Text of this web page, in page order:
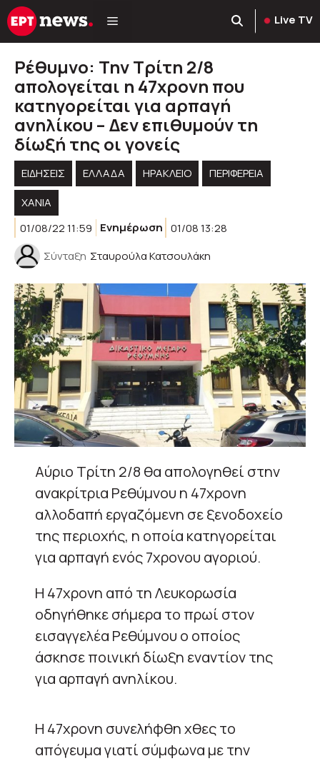
Μετάβαση
σε
Live TV
Ρέθυμνο: Την Τρίτη 2/8
απολογείται η 47χρονη που
κατηγορείται για αρπαγή
ανηλίκου – Δεν επιθυμούν τη
δίωξή της οι γονείς
ΕΙΔΗΣΕΙΣ ΕΛΛΑΔΑ ΗΡΑΚΛΕΙΟ
ΠΕΡΙΦΈΡΕΙΑ
ΧΑΝΙΑ
01/08/22 11:59
Ενημέρωση 01/08 13:28
Σύνταξη Σταυρούλα Κατσουλάκη
Αύριο Τρίτη 2/8 θα απολογηθεί στην
ανακρίτρια Ρεθύμνου η 47χρονη
αλλοδαπή εργαζόμενη σε ξενοδοχείο
της περιοχής, η οποία κατηγορείται
για αρπαγή ενός 7χρονου αγοριού.
Η 47χρονη από τη Λευκορωσία
οδηγήθηκε σήμερα το πρωί στον
εισαγγελέα Ρεθύμνου ο οποίος
άσκησε ποινική δίωξη εναντίον της
για αρπαγή ανηλίκου.
Η 47χρονη συνελήφθη χθες το
απόγευμα γιατί σύμφωνα με την